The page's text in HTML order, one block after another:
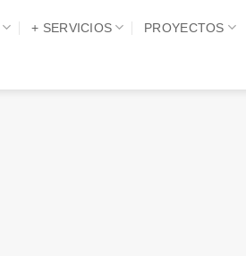
+ SERVICIOS PROYECTOS